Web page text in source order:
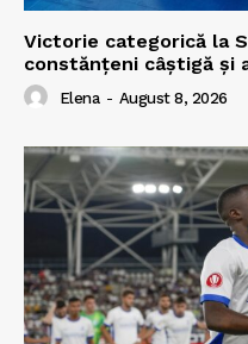
Victorie categorică la
constănțeni câștigă și
Elena - August 8, 2026